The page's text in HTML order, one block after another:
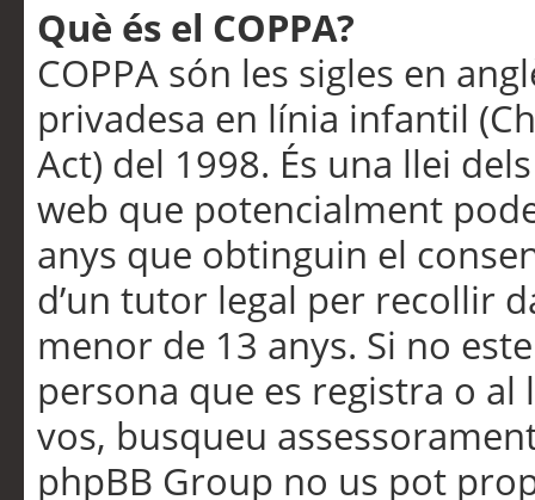
Què és el COPPA?
COPPA són les sigles en
privadesa en línia infantil
Act) del 1998. És una llei
web que potencialment
anys que obtinguin el
d’un tutor legal per recollir
menor de 13 anys. Si no
persona que es registra o
vos, busqueu
phpBB Group no us pot